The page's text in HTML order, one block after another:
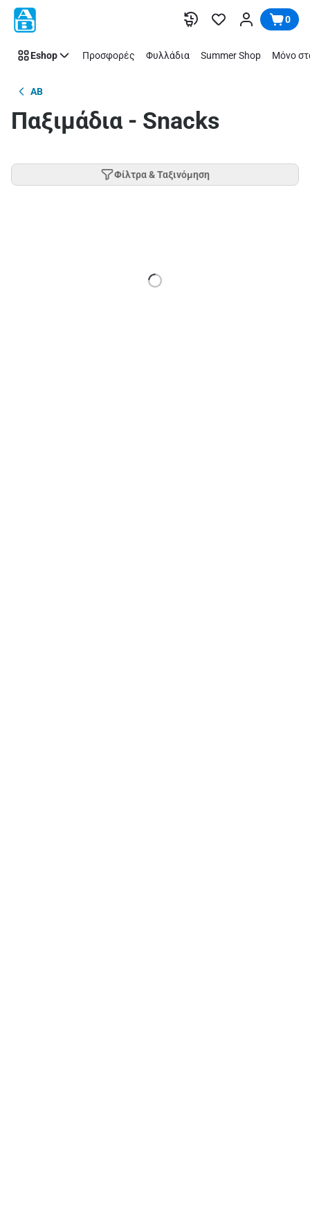
Παράλειψη 0
Eshop Προσφορές Φυλλάδια Summer Shop Μόνο
AB
Παξιμάδια - Snacks
Φίλτρα & Ταξινόμηση